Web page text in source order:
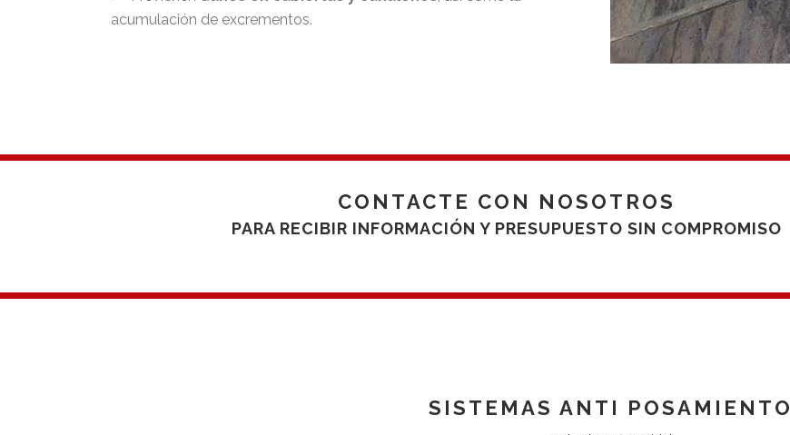
acumulación de excrementos.
CONTACTE CON NOSOTROS
PARA RECIBIR INFORMACIÓN Y PRESUPUESTO SIN COMPROMISO
SISTEMAS ANTI POSAMIENTO